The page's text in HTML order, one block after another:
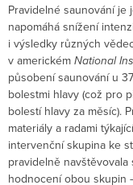
Pravidelné saunování
napomáhá snížení
i výsledky různých
v americkém National
působení saunování u
bolestmi hlavy (což pro
bolestí hlavy za měsíc).
materiály a radami
intervenční skupina ke
pravidelně
hodnocení obou skupin